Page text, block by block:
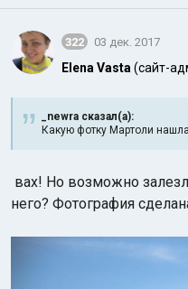
322 03 дек. 2017
Elena Vasta (сайт-
_newra сказал(а):
Какую фотку Мартоли
вах! Но возможно
него? Фотография